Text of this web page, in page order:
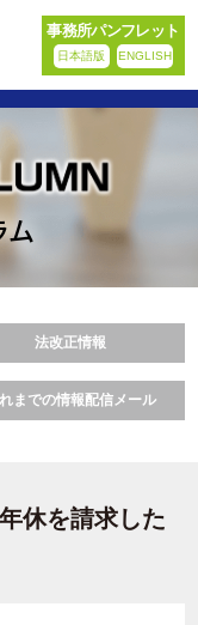
事務所パンフレット
日本語版 ENGLISH
法改正情報
までの情報配信メール
休を請求した